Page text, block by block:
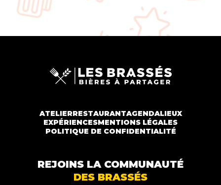
ATELIERRESTAURANTAGENDALIEUX
EXPÉRIENCESMENTIONS LÉGALES
POLITIQUE DE CONFIDENTIALITÉ
REJOINS LA COMMUNAUTÉ
DES BRASSÉS